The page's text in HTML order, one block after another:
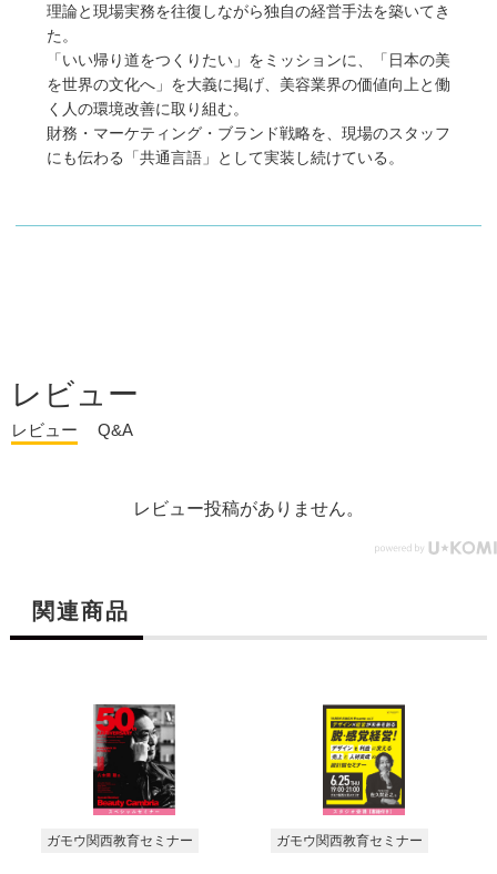
理論と現場実務を往復しながら独自の経営手法を築いてき
た。
「いい帰り道をつくりたい」をミッションに、「日本の美
を世界の文化へ」を大義に掲げ、美容業界の価値向上と働
く人の環境改善に取り組む。
財務・マーケティング・ブランド戦略を、現場のスタッフ
にも伝わる「共通言語」として実装し続けている。
レビュー
レビュー Q&A
レビュー投稿がありません。
関連商品
ガモウ関西教育セミナー ガモウ関西教育セミナー